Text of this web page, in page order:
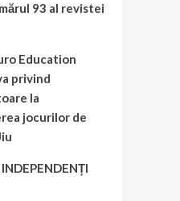
93 al revistei
Education
privind
la
jocurilor de